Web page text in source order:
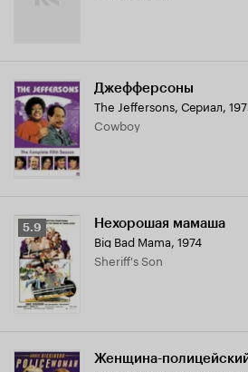
Джефферсоны
The Jeffersons, Сериал,
Cowboy
Рейтинг
Кинопоиска
5.9
5.9 Нехорошая мамаша
Big Bad Mama, 1974
Sheriff's Son
Женщина-